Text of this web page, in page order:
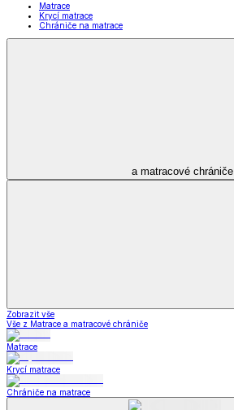
Matrace
Krycí matrace
Chrániče na matrace
a matracové chrániče
Zobrazit vše
Vše z Matrace a matracové chrániče
Matrace
Krycí matrace
Chrániče na matrace